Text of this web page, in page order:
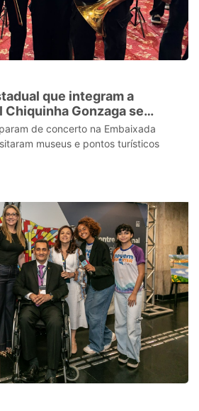
que integram a
Gonzaga se
o Papa Leão XIV no Vaticano
de concerto na Embaixada
museus e pontos turísticos